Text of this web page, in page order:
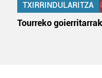
TXIRRINDULARITZA
Tourreko goierritarrak